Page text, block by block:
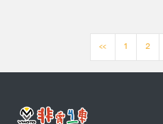
<< 1 2